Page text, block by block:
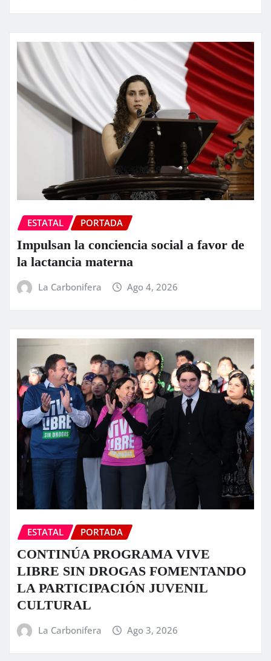
ESTATAL PORTADA
Impulsan la conciencia social a favor de
la lactancia materna
La Carbonifera Ago 4, 2026
ESTATAL PORTADA
CONTINÚA PROGRAMA VIVE
LIBRE SIN DROGAS FOMENTANDO
LA PARTICIPACIÓN JUVENIL
CULTURAL
La Carbonifera Ago 3, 2026